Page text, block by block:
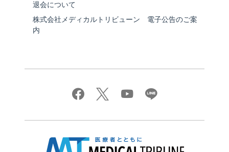
退会について
株式会社メディカルトリビューン 電子公告のご案
内